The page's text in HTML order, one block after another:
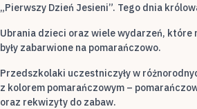
„Pierwszy Dzień Jesieni”. Tego dnia
Ubrania dzieci oraz wiele wydarzeń, które
były zabarwione na pomarańczowo.
Przedszkolaki uczestniczyły w
z kolorem pomarańczowym –
oraz rekwizyty do zabaw.